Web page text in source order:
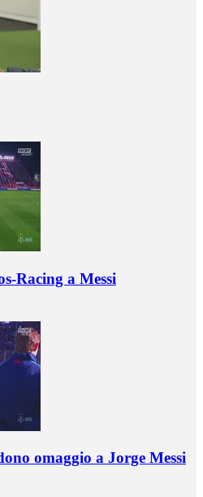
Racing a Messi
omaggio a Jorge Messi